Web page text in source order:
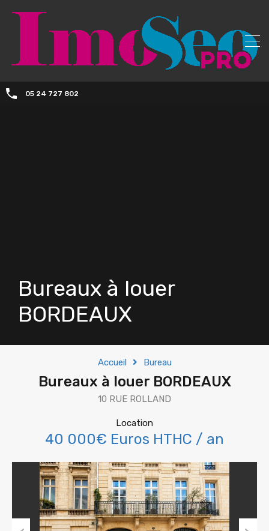
05 24 727 802
Bureaux à louer
BORDEAUX
Accueil Bureau
Bureaux à louer BORDEAUX
10 RUE ROLLAND
Location
40 000€ Euros HTHC / an